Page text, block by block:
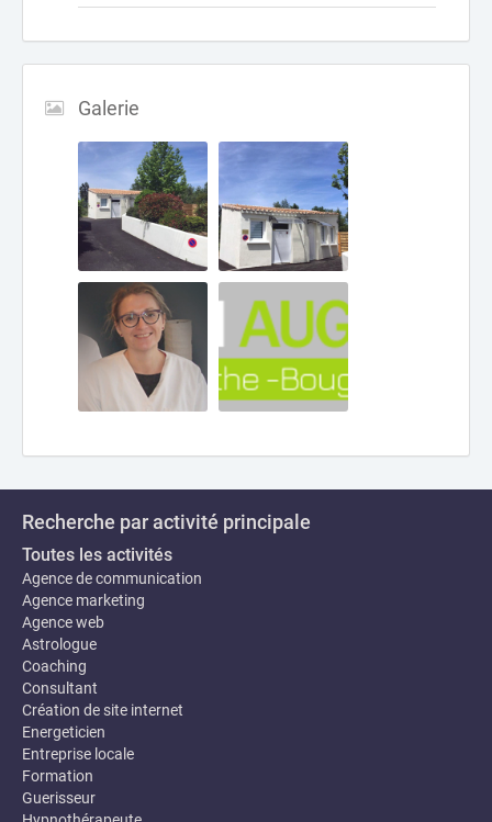
Galerie
Recherche par activité principale
Toutes les activités
Agence de communication
Agence marketing
Agence web
Astrologue
Coaching
Consultant
Création de site internet
Energeticien
Entreprise locale
Formation
Guerisseur